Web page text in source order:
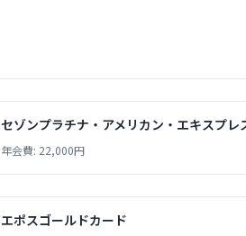
セゾンプラチナ・アメリカン・エキスプレ
年会費: 22,000円
エポスゴールドカード